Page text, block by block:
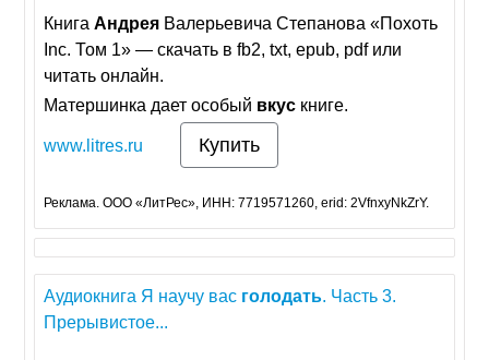
КнигаАндрея Валерьевича Степанова «Похоть
Inc. Том 1» — скачать в fb2, txt, epub, pdf или
читать онлайн.
Матершинка дает особый вкус книге.
www.litres.ru Купить
Реклама. ООО «ЛитРес», ИНН: 7719571260, erid: 2VfnxyNkZrY.
Аудиокнига Я научу вас голодать. Часть 3.
Прерывистое...